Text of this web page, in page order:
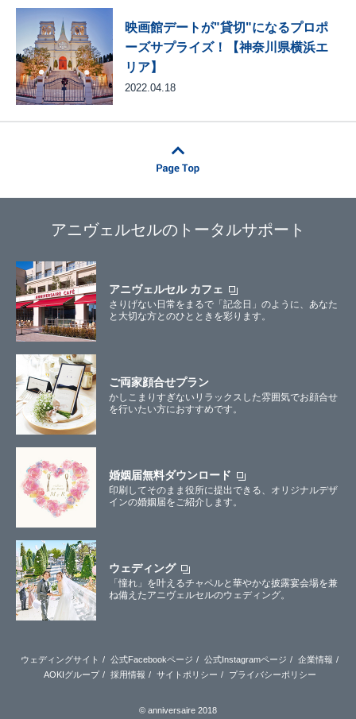
映画館デートが"貸切"になるプロポ
ーズサプライズ！【神奈川県横浜エ
リア】
2022.04.18
アニヴェルセルのトータルサポート
アニヴェルセル カフェ
さりげない日常をまるで「記念日」のように、あなた
と大切な方とのひとときを彩ります。
ご両家顔合せプラン
かしこまりすぎないリラックスした雰囲気でお顔合せ
を行いたい方におすすめです。
婚姻届無料ダウンロード
印刷してそのまま役所に提出できる、オリジナルデザ
インの婚姻届をご紹介します。
ウェディング
「憧れ」を叶えるチャペルと華やかな披露宴会場を兼
ね備えたアニヴェルセルのウェディング。
ウェディングサイト 公式Facebookページ 公式Instagramページ
企業情報
AOKIグループ
採用情報 サイトポリシー プライバシーポリシー
© anniversaire 2018